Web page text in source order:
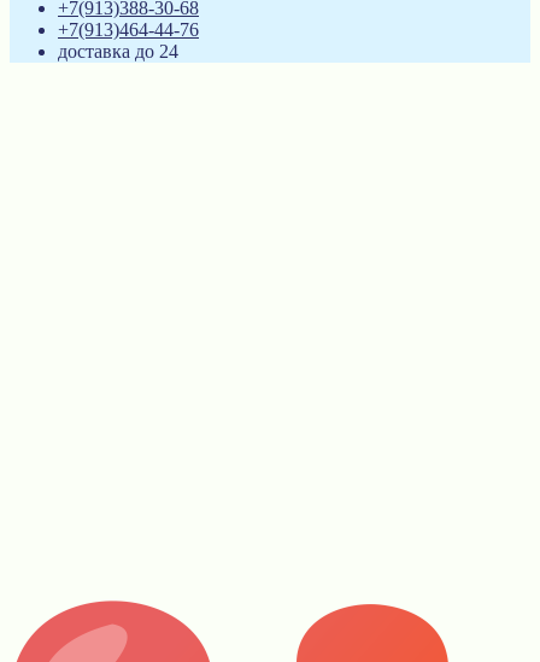
+7(913)388-30-68
+7(913)464-44-76
доставка до 24